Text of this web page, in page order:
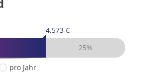
4.573 €
25%
pro Jahr